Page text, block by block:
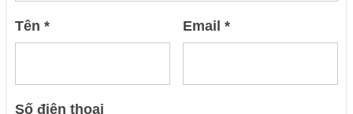
Tên* Email*
Số điện thoại